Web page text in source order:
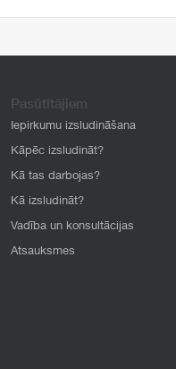
Pasūtītājiem
Iepirkumu izsludināšana
Kāpēc izsludināt?
Kā tas darbojas?
Kā izsludināt?
Vadība un konsultācijas
Atsauksmes